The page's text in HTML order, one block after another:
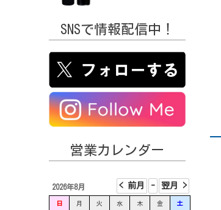
SNSで情報配信中！
営業カレンダー
2026年8月
日 月 火 水 木 金 土